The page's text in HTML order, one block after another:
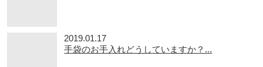
2019.01.17
手袋のお手入れどうしていますか？...